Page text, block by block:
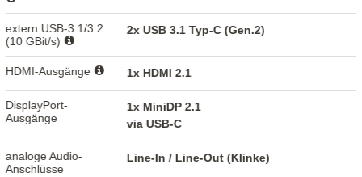
extern USB-3.1/3.2
(10 GBit/s)
2x USB 3.1 Typ-C (Gen.2)
HDMI-Ausgänge 1x HDMI 2.1
DisplayPort-
Ausgänge
1x MiniDP 2.1
via USB-C
analoge Audio-
Anschlüsse
Line-In / Line-Out (Klinke)